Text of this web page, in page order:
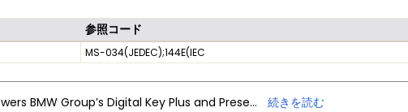
参照コード
MS-034(JEDEC);144E(IEC
NXP Trimension Ultra-Wideband Powers BMW Group’s Digital Key Plus and Presence Detection 続きを読む